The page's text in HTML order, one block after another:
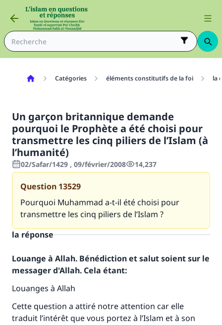
Catégories éléments constitutifs de la foi la
Un garçon britannique demande
pourquoi le Prophète a été choisi pour
transmettre les cinq piliers de l’Islam (à
l’humanité)
02/Safar/1429 , 09/février/2008 14,237
Question 13529
Pourquoi Muhammad a-t-il été choisi pour
transmettre les cinq piliers de l’Islam ?
la réponse
Louange à Allah. Bénédiction et salut soient sur le
messager d'Allah. Cela étant:
Louanges à Allah
Cette question a attiré notre attention car elle
traduit l’intérêt que vous portez à l’Islam et à son